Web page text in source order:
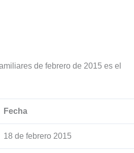
de febrero de 2015 es el
Fecha
18 de febrero 2015